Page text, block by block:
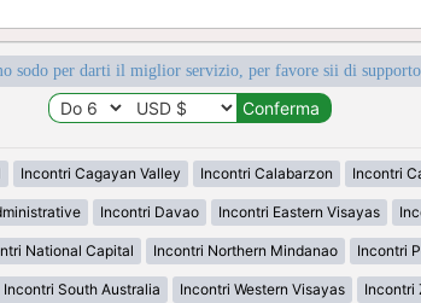
sodo per darti il miglior servizio, per favore sii di supporto
Incontri Cagayan Valley Incontri Calabarzon Incontri
Incontri Davao Incontri Eastern Visayas
National Capital Incontri Northern Mindanao Incontri
Incontri South Australia Incontri Western Visayas Incontri